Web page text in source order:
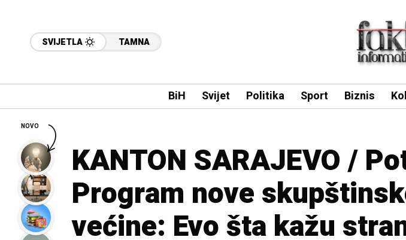
SVIJETLA TAMNA
BiH Svijet Politika Sport Biznis
KANTON SARAJEVO /
Program nove
većine: Evo šta kažu
NOVO